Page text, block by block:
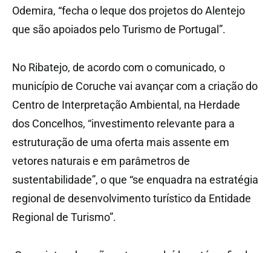
Odemira, “fecha o leque dos projetos do Alentejo
que são apoiados pelo Turismo de Portugal”.
No Ribatejo, de acordo com o comunicado, o
município de Coruche vai avançar com a criação do
Centro de Interpretação Ambiental, na Herdade
dos Concelhos, “investimento relevante para a
estruturação de uma oferta mais assente em
vetores naturais e em parâmetros de
sustentabilidade”, o que “se enquadra na estratégia
regional de desenvolvimento turístico da Entidade
Regional de Turismo”.